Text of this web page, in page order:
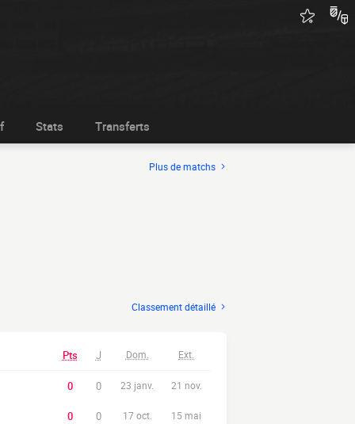
Stats Transferts
Plus de matchs
Classement détaillé
Pts J Dom. Ext.
0 0 23 janv. 21 nov.
0 0 17 oct. 15 mai